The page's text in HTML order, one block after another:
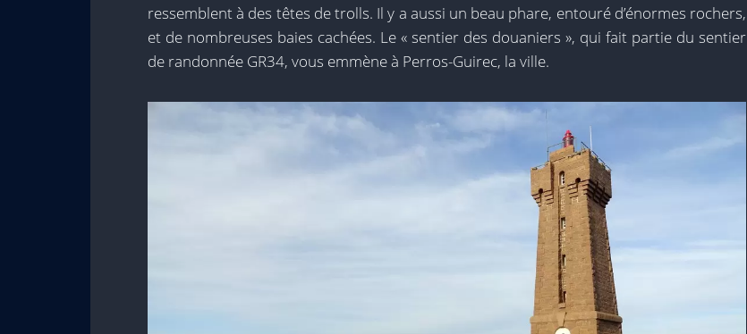
ressemblent à des têtes de trolls. Il y a aussi un beau phare, entouré d’énormes rochers,
et de nombreuses baies cachées. Le « sentier des douaniers », qui fait partie du sentier
de randonnée GR34, vous emmène à Perros-Guirec, la ville.